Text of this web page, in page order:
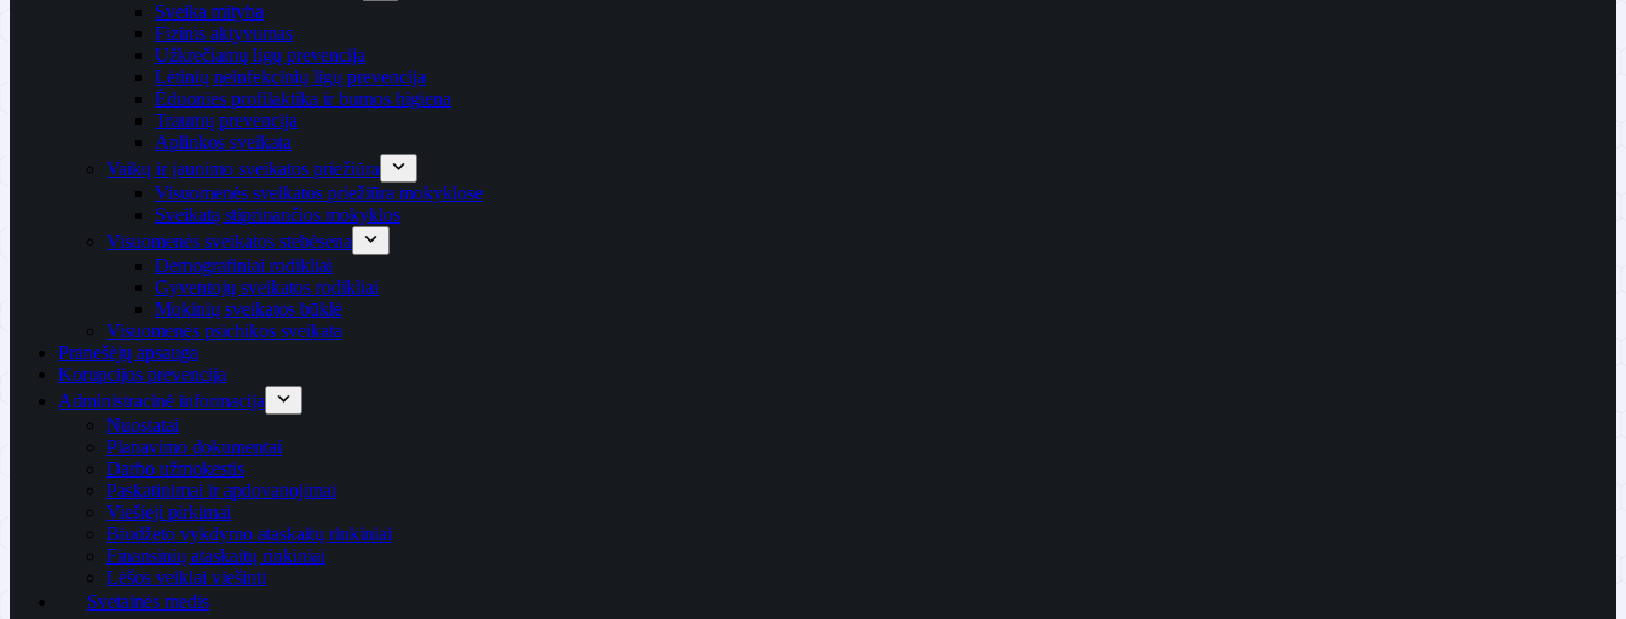
Sveika mityba
Fizinis aktyvumas
Užkrečiamų ligų prevencija
Lėtinių neinfekcinių ligų prevencija
Ėduonies profilaktika ir burnos higiena
Traumų prevencija
Aplinkos sveikata
Vaikų ir jaunimo sveikatos priežiūra
Visuomenės sveikatos priežiūra mokyklose
Sveikatą stiprinančios mokyklos
Visuomenės sveikatos stebėsena
Demografiniai rodikliai
Gyventojų sveikatos rodikliai
Mokinių sveikatos būklė
Visuomenės psichikos sveikata
Pranešėjų apsauga
Korupcijos prevencija
Administracinė informacija
Nuostatai
Planavimo dokumentai
Darbo užmokestis
Paskatinimai ir apdovanojimai
Viešieji pirkimai
Biudžeto vykdymo ataskaitų rinkiniai
Finansinių ataskaitų rinkiniai
Lėšos veiklai viešinti
Svetainės medis